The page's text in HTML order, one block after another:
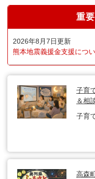
重
2026年8月7日更新
熊本地震義援金支援につ
子育
＆相
子育
高森